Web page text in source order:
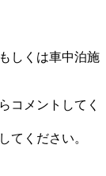
しくは車中泊施
コメントしてく
てください。